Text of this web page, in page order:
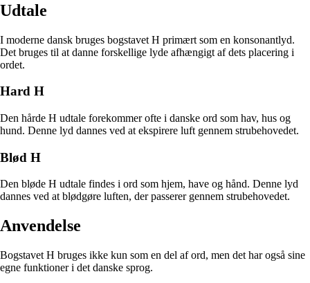
Udtale
I moderne dansk bruges bogstavet H primært som en konsonantlyd.
Det bruges til at danne forskellige lyde afhængigt af dets placering i
ordet.
Hard H
Den hårde H udtale forekommer ofte i danske ord som hav, hus og
hund. Denne lyd dannes ved at ekspirere luft gennem strubehovedet.
Blød H
Den bløde H udtale findes i ord som hjem, have og hånd. Denne lyd
dannes ved at blødgøre luften, der passerer gennem strubehovedet.
Anvendelse
Bogstavet H bruges ikke kun som en del af ord, men det har også sine
egne funktioner i det danske sprog.